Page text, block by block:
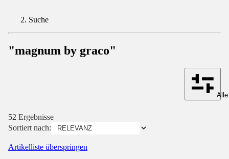
Suche
"magnum by graco"
52 Ergebnisse
Sortiert nach:
Artikelliste überspringen